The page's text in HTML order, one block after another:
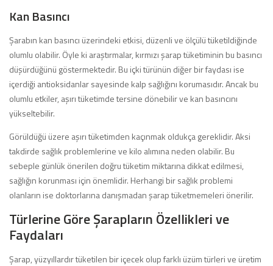
Kan Basıncı
Şarabın kan basıncı üzerindeki etkisi, düzenli ve ölçülü tüketildiğinde
olumlu olabilir. Öyle ki araştırmalar, kırmızı şarap tüketiminin bu basıncı
düşürdüğünü göstermektedir. Bu içki türünün diğer bir faydası ise
içerdiği antioksidanlar sayesinde kalp sağlığını korumasıdır. Ancak bu
olumlu etkiler, aşırı tüketimde tersine dönebilir ve kan basıncını
yükseltebilir.
Görüldüğü üzere aşırı tüketimden kaçınmak oldukça gereklidir. Aksi
takdirde sağlık problemlerine ve kilo alımına neden olabilir. Bu
sebeple günlük önerilen doğru tüketim miktarına dikkat edilmesi,
sağlığın korunması için önemlidir. Herhangi bir sağlık problemi
olanların ise doktorlarına danışmadan şarap tüketmemeleri önerilir.
Türlerine Göre Şarapların Özellikleri ve
Faydaları
Şarap, yüzyıllardır tüketilen bir içecek olup farklı üzüm türleri ve üretim